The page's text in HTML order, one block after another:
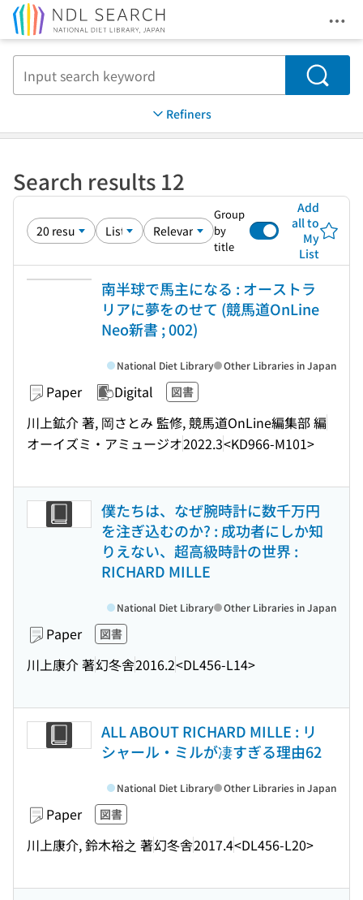
Search
Refiners
Search results 12
Group
by
title
Add
all to
My
List
南半球で馬主になる : オーストラ
リアに夢をのせて (競馬道OnLine
Neo新書 ; 002)
Paper Digital 図書
川上鉱介 著, 岡さとみ 監修, 競馬道OnLine編集部 編
オーイズミ・アミュージオ2022.3<KD966-M101>
National Diet Library Other Libraries in Japan
僕たちは、なぜ腕時計に数千万円
を注ぎ込むのか? : 成功者にしか知
りえない、超高級時計の世界 :
RICHARD MILLE
Paper 図書
川上康介 著幻冬舎2016.2<DL456-L14>
National Diet Library Other Libraries in Japan
ALL ABOUT RICHARD MILLE : リ
シャール・ミルが凄すぎる理由62
Paper 図書
川上康介, 鈴木裕之 著幻冬舎2017.4<DL456-L20>
National Diet Library Other Libraries in Japan